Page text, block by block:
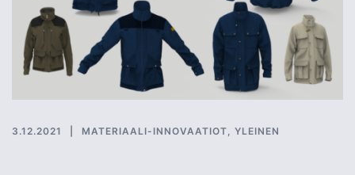
3.12.2021 MATERIAALI-INNOVAATIOT YLEINEN